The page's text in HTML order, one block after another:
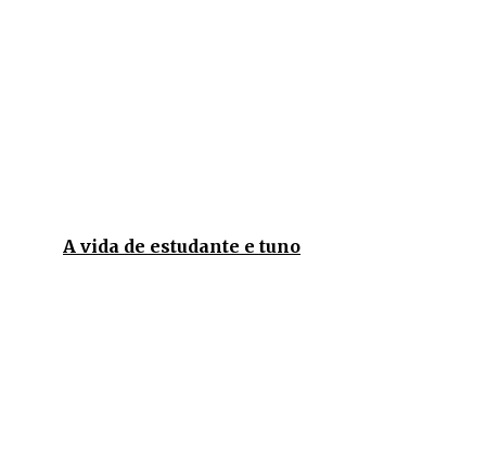
A vida de estudante e tuno